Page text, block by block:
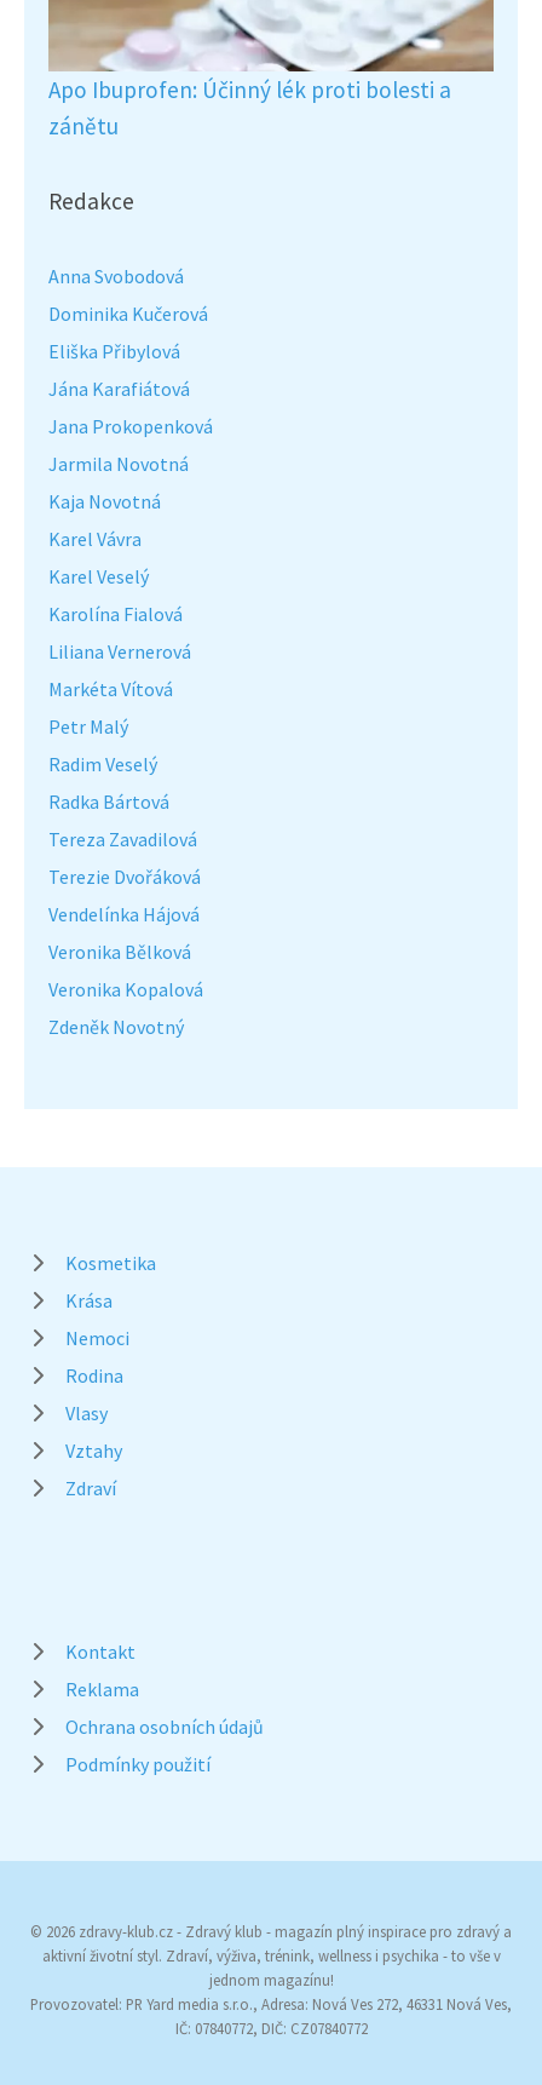
Apo Ibuprofen: Účinný lék proti bolesti a
zánětu
Redakce
Anna Svobodová
Dominika Kučerová
Eliška Přibylová
Jána Karafiátová
Jana Prokopenková
Jarmila Novotná
Kaja Novotná
Karel Vávra
Karel Veselý
Karolína Fialová
Liliana Vernerová
Markéta Vítová
Petr Malý
Radim Veselý
Radka Bártová
Tereza Zavadilová
Terezie Dvořáková
Vendelínka Hájová
Veronika Bělková
Veronika Kopalová
Zdeněk Novotný
Kosmetika
Krása
Nemoci
Rodina
Vlasy
Vztahy
Zdraví
Kontakt
Reklama
Ochrana osobních údajů
Podmínky použití
© 2026 zdravy-klub.cz - Zdravý klub - magazín plný inspirace pro zdravý a
aktivní životní styl. Zdraví, výživa, trénink, wellness i psychika - to vše v
jednom magazínu!
Provozovatel: PR Yard media s.r.o., Adresa: Nová Ves 272, 46331 Nová Ves,
IČ: 07840772, DIČ: CZ07840772